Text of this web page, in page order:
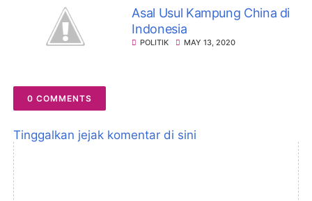
Asal Usul Kampung China di
Indonesia
POLITIK MAY 13, 2020
0 COMMENTS
Tinggalkan jejak komentar di sini